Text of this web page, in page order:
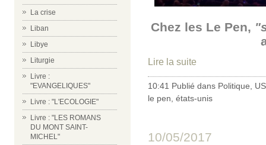
La crise
Liban
Libye
Liturgie
Livre :
"EVANGELIQUES"
Livre : "L'ECOLOGIE"
Livre : "LES ROMANS
DU MONT SAINT-
MICHEL"
Chez les Le Pen,
Lire la suite
10:41 Publié dans Politique
le pen états-unis
10/05/2017